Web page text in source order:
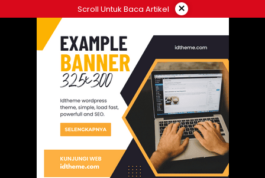
ke
Scroll Untuk Baca Artikel ×